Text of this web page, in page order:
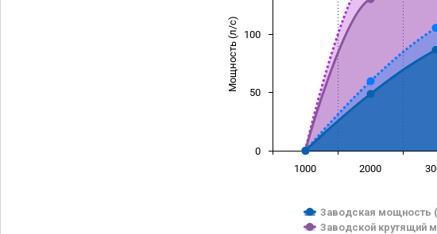
Мощность (л/с)
Заводская мощность
Заводской крутящий
1000 2000
0
50
100